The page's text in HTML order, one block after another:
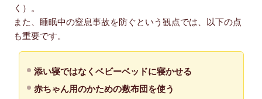
く）。
また、睡眠中の窒息事故を防ぐという観点では、以下の点
も重要です。
添い寝ではなくベビーベッドに寝かせる
赤ちゃん用のかための敷布団を使う